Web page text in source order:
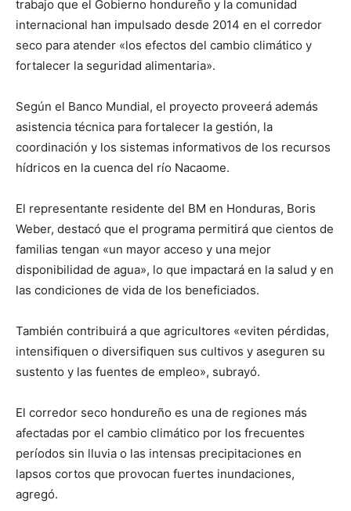
trabajo que el Gobierno hondureño y la comunidad
internacional han impulsado desde 2014 en el corredor
seco para atender «los efectos del cambio climático y
fortalecer la seguridad alimentaria».
Según el Banco Mundial, el proyecto proveerá además
asistencia técnica para fortalecer la gestión, la
coordinación y los sistemas informativos de los recursos
hídricos en la cuenca del río Nacaome.
El representante residente del BM en Honduras, Boris
Weber, destacó que el programa permitirá que cientos de
familias tengan «un mayor acceso y una mejor
disponibilidad de agua», lo que impactará en la salud y en
las condiciones de vida de los beneficiados.
También contribuirá a que agricultores «eviten pérdidas,
intensifiquen o diversifiquen sus cultivos y aseguren su
sustento y las fuentes de empleo», subrayó.
El corredor seco hondureño es una de regiones más
afectadas por el cambio climático por los frecuentes
períodos sin lluvia o las intensas precipitaciones en
lapsos cortos que provocan fuertes inundaciones,
agregó.